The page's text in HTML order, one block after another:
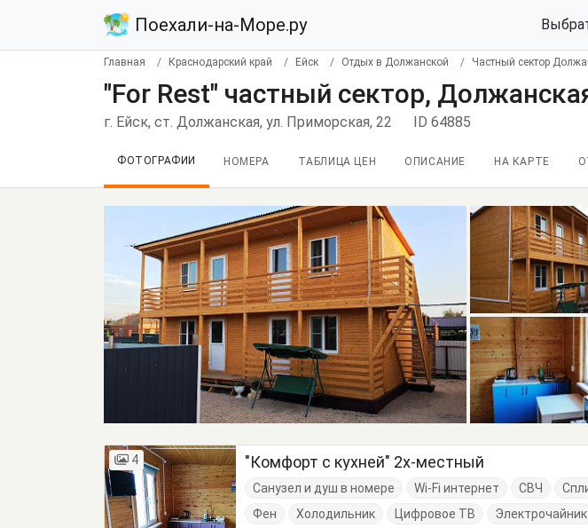
Поехали-на-Море.ру
Главная Краснодарский край Ейск Отдых в Должанской Частный сектор
"For Rest" частный сектор,
г. Ейск, ст. Должанская, ул. Приморская, 22 ID 64885
ФОТОГРАФИИ НОМЕРА ТАБЛИЦА ЦЕН ОПИСАНИЕ НА КАРТЕ
4 "Комфорт с кухней" 2х-местный
Санузел и душ в номере Wi-Fi интернет СВЧ
Фен
Холодильник Цифровое ТВ
Электрочайник